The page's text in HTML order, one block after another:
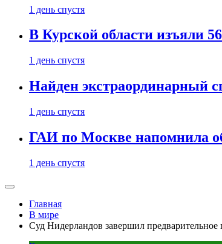
1 день спустя
В Курской области изъяли
1 день спустя
Найден экстраординарный
1 день спустя
ГАИ по Москве напомнила
1 день спустя
Главная
В мире
Cуд Нидерландов завершил